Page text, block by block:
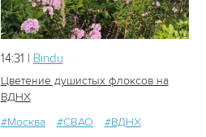
18
14:31 | Bindu
Цветение душистых флоксов на
ВДНХ
#Москва
#СВАО #ВДНХ